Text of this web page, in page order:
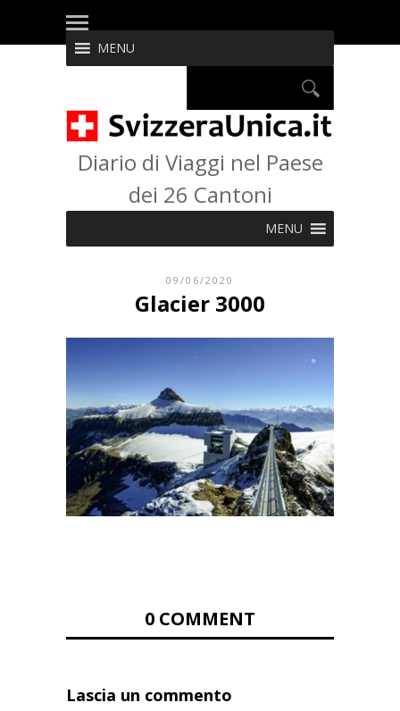
MENU
Diario di Viaggi nel Paese
dei 26 Cantoni
MENU
09/06/2020
Glacier 3000
0 COMMENT
Lascia un commento